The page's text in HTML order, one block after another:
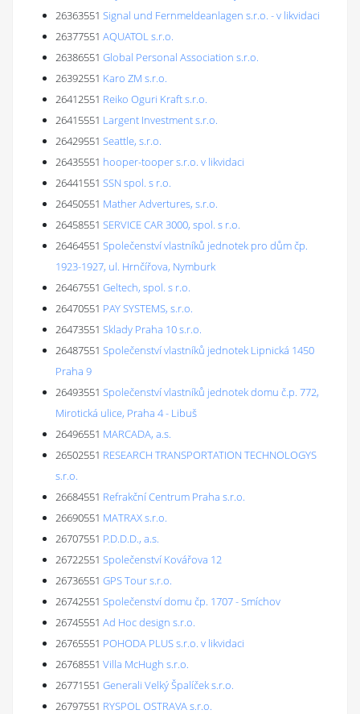
26363551 Signal und Fernmeldeanlagen s.r.o. - v likvidaci
26377551 AQUATOL s.r.o.
26386551 Global Personal Association s.r.o.
26392551 Karo ZM s.r.o.
26412551 Reiko Oguri Kraft s.r.o.
26415551 Largent Investment s.r.o.
26429551 Seattle, s.r.o.
26435551 hooper-tooper s.r.o. v likvidaci
26441551 SSN spol. s r.o.
26450551 Mather Advertures, s.r.o.
26458551 SERVICE CAR 3000, spol. s r.o.
26464551 Společenství vlastníků jednotek pro dům čp.
1923-1927, ul. Hrnčířova, Nymburk
26467551 Geltech, spol. s r.o.
26470551 PAY SYSTEMS, s.r.o.
26473551 Sklady Praha 10 s.r.o.
26487551 Společenství vlastníků jednotek Lipnická 1450
Praha 9
26493551 Společenství vlastníků jednotek domu č.p. 772,
Mirotická ulice, Praha 4 - Libuš
26496551 MARCADA, a.s.
26502551 RESEARCH TRANSPORTATION TECHNOLOGYS
s.r.o.
26684551 Refrakční Centrum Praha s.r.o.
26690551 MATRAX s.r.o.
26707551 P.D.D.D., a.s.
26722551 Společenství Kovářova 12
26736551 GPS Tour s.r.o.
26742551 Společenství domu čp. 1707 - Smíchov
26745551 Ad Hoc design s.r.o.
26765551 POHODA PLUS s.r.o. v likvidaci
26768551 Villa McHugh s.r.o.
26771551 Generali Velký Špalíček s.r.o.
26797551 RYSPOL OSTRAVA s.r.o.